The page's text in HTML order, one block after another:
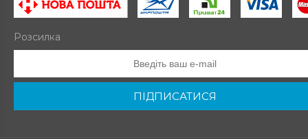
Розсилка
ПІДПИСАТИСЯ